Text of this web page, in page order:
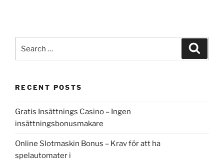
for:
RECENT POSTS
Gratis Insättnings Casino – Ingen
insättningsbonusmakare
Online Slotmaskin Bonus – Krav för att ha
spelautomater i